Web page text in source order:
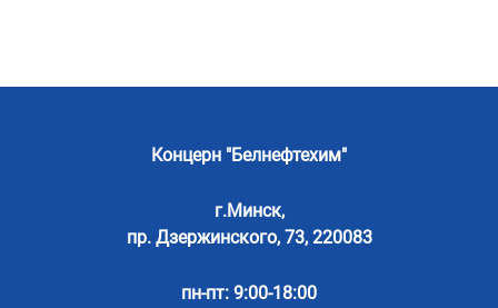
Концерн "Белнефтехим"
г.Минск,
пр. Дзержинского, 73, 220083
пн-пт: 9:00-18:00